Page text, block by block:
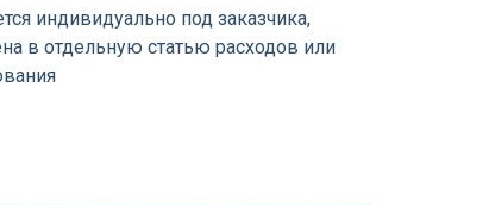
индивидуально под заказчика,
в отдельную статью расходов или